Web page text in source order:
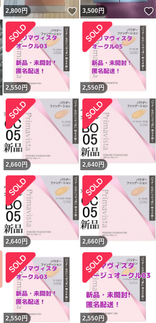
いいね！
2,800円 いいね！
3,500円
いいね！
2,550円 2,550円
2,660 円 2,640 円
2,640 円 2,660 円
2,550円 2,550円